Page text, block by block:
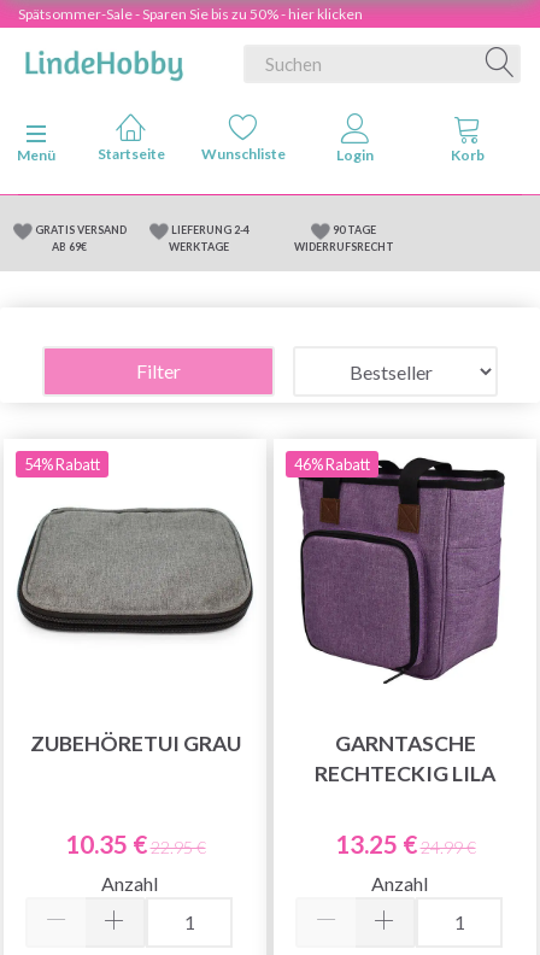
Spätsommer-Sale - Sparen Sie bis zu 50% - hier klicken
Anzeige ändern
Menü
GRATIS VERSAND
AB 69€
LIEFERUNG 2-4
WERKTAGE
90 TAGE
WIDERRUFSRECHT
Filter
54% Rabatt
ZUBEHÖRETUI GRAU
10.35 €22.95 €
Anzahl
46% Rabatt
GARNTASCHE
RECHTECKIG LILA
13.25 €24.99 €
Anzahl